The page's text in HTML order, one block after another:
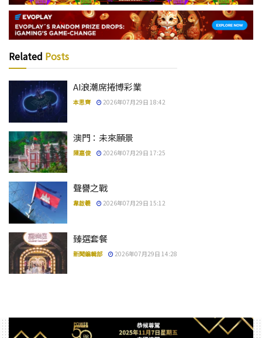
Related Posts
AI浪潮席捲博彩業
本思齊 2026年07月29日 18:42
澳門：未來願景
陳嘉俊 2026年07月29日 17:25
聲譽之戰
韋啟羲 2026年07月29日 15:12
臻選套餐
新聞編輯部 2026年07月29日 14:28